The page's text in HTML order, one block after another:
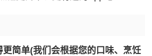
更简单(我们会根据您的口味、烹饪